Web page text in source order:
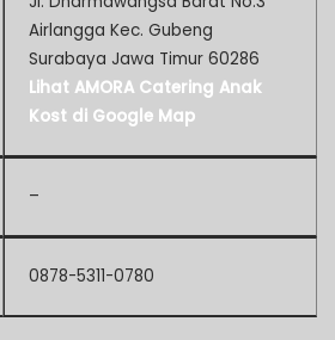
Airlangga Kec. Gubeng
Surabaya Jawa Timur 60286
Lihat AMORA Catering Anak
Kost di Google Map
–
0878-5311-0780